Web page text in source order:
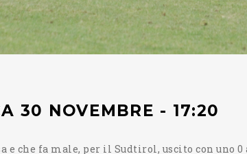
30 NOVEMBRE - 17:20
e che fa male, per il Sudtirol, uscito con uno 0